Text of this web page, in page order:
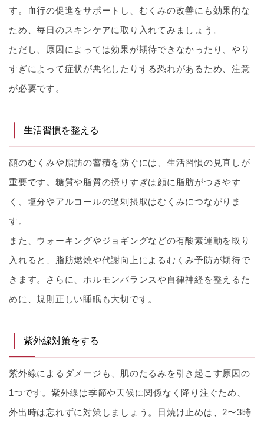
す。血行の促進をサポートし、むくみの改善にも効果的な
ため、毎日のスキンケアに取り入れてみましょう。
ただし、原因によっては効果が期待できなかったり、やり
すぎによって症状が悪化したりする恐れがあるため、注意
が必要です。
生活習慣を整える
顔のむくみや脂肪の蓄積を防ぐには、生活習慣の見直しが
重要です。糖質や脂質の摂りすぎは顔に脂肪がつきやす
く、塩分やアルコールの過剰摂取はむくみにつながりま
す。
また、ウォーキングやジョギングなどの有酸素運動を取り
入れると、脂肪燃焼や代謝向上によるむくみ予防が期待で
きます。さらに、ホルモンバランスや自律神経を整えるた
めに、規則正しい睡眠も大切です。
紫外線対策をする
紫外線によるダメージも、肌のたるみを引き起こす原因の
1つです。紫外線は季節や天候に関係なく降り注ぐため、
外出時は忘れずに対策しましょう。日焼け止めは、2〜3時